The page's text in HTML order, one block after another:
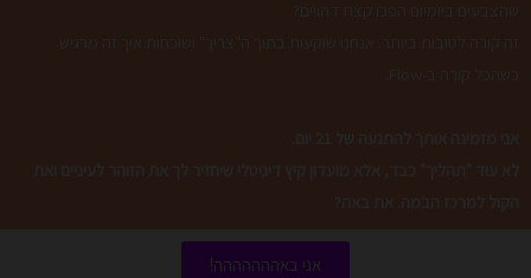
אני באההההההה!